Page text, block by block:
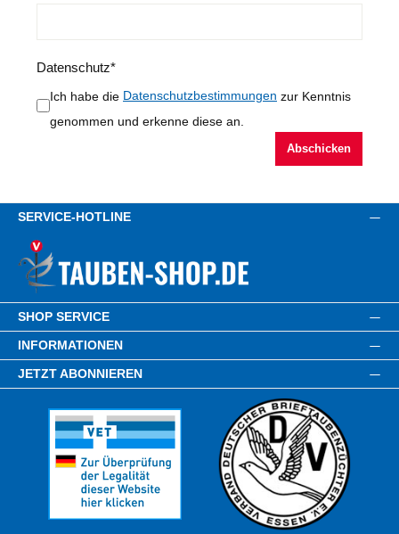
Datenschutz*
Ich habe die Datenschutzbestimmungen zur Kenntnis
genommen und erkenne diese an.
Abschicken
SERVICE-HOTLINE
SHOP SERVICE
INFORMATIONEN
JETZT ABONNIEREN